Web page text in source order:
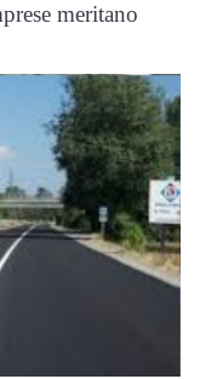
meritano